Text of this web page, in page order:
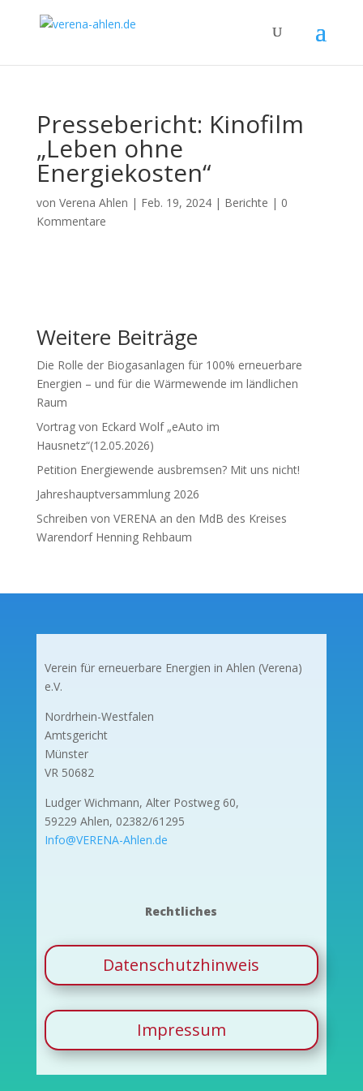
Pressebericht: Kinofilm
„Leben ohne
Energiekosten“
von Verena Ahlen | Feb. 19, 2024| Berichte | 0
Kommentare
Weitere Beiträge
Die Rolle der Biogasanlagen für 100% erneuerbare
Energien – und für die Wärmewende im ländlichen
Raum
Vortrag von Eckard Wolf „eAuto im
Hausnetz“(12.05.2026)
Petition Energiewende ausbremsen? Mit uns nicht!
Jahreshauptversammlung 2026
Schreiben von VERENA an den MdB des Kreises
Warendorf Henning Rehbaum
Verein für erneuerbare Energien in Ahlen (Verena)
e.V.
Nordrhein-Westfalen
Amtsgericht
Münster
VR 50682
Ludger Wichmann, Alter Postweg 60,
59229 Ahlen, 02382/61295
Info@VERENA-Ahlen.de
Rechtliches
Datenschutzhinweis
Impressum